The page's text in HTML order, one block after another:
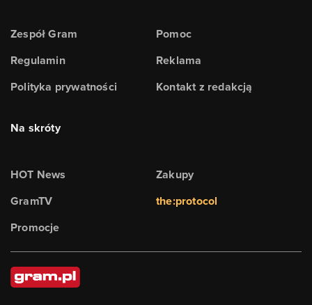
Zespół Gram
Regulamin
Polityka prywatności
Pomoc
Reklama
Kontakt z redakcją
Na skróty
HOT News
GramTV
Promocje
Zakupy
the:protocol